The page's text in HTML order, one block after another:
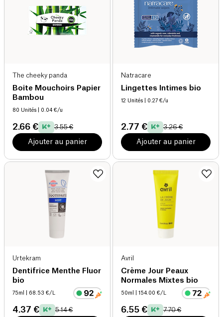
The cheeky panda
Boite Mouchoirs Papier
Bambou
80 Unités | 0.04 €/u
2.66 € 3.55 €
Ajouter au panier
Natracare
Lingettes Intimes bio
12 Unités | 0.27 €/u
2.77 € 3.26 €
Ajouter au panier
Urtekram
Dentifrice Menthe Fluor
bio
75ml | 68.53 €/L
4.37 € 5.14 €
Avril
Crème Jour Peaux
Normales Mixtes bio
50ml | 154.00 €/L
6.55 € 7.70 €